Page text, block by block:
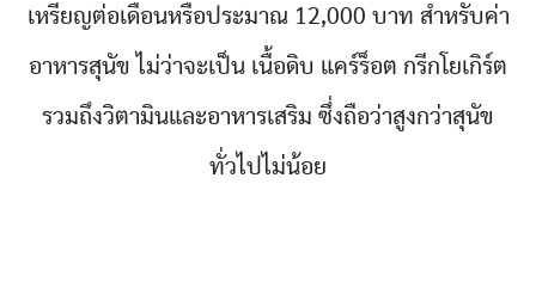
เหรียญต่อเดือนหรือประมาณ 12,000 บาท สำหรับค่า
อาหารสุนัข ไม่ว่าจะเป็น เนื้อดิบ แคร์ร็อต กรีกโยเกิร์ต
รวมถึงวิตามินและอาหารเสริม ซึ่งถือว่าสูงกว่าสุนัข
ทั่วไปไม่น้อย